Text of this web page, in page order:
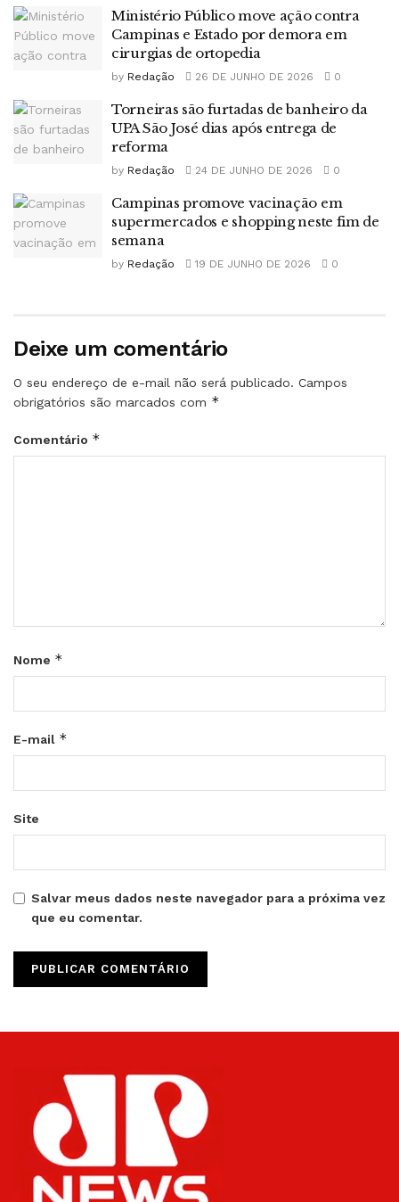
Ministério Público move ação contra
Campinas e Estado por demora em
cirurgias de ortopedia
by Redação 26 DE JUNHO DE 2026 0
Torneiras são furtadas de banheiro da
UPA São José dias após entrega de
reforma
by Redação 24 DE JUNHO DE 2026 0
Campinas promove vacinação em
supermercados e shopping neste fim de
semana
by Redação 19 DE JUNHO DE 2026 0
Deixe um comentário
O seu endereço de e-mail não será publicado. Campos
obrigatórios são marcados com *
Comentário *
Nome *
E-mail *
Site
Salvar meus dados neste navegador para a próxima vez
que eu comentar.